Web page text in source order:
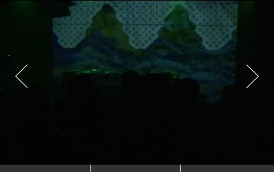
LALELE, LALELE – prima premieră a
anului la MACAZ
CinePOLSKA – filme poloneze la
București
PEOPLE OF ROMANIA se lansează la
galeria Simeza
All Stars For Outernational